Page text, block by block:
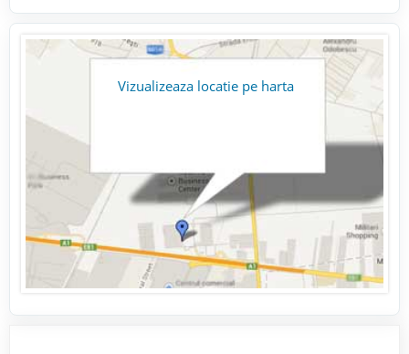
Vizualizeaza locatie pe harta